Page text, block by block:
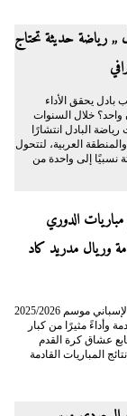
,, رياضة حديثة تحتاج
يحقق الأداء
واحد؟ خلال السنوات
البادل انتشارًا
العربية، لتتحول
نسبيًا إلى واحدة من
مباريات الدوري
وريال مدريد كاد
يشهد الدوري الإسباني موسم 2025/2026
وأداءً مثيرًا من كبار
عشاق كرة القدم
المباريات القادمة